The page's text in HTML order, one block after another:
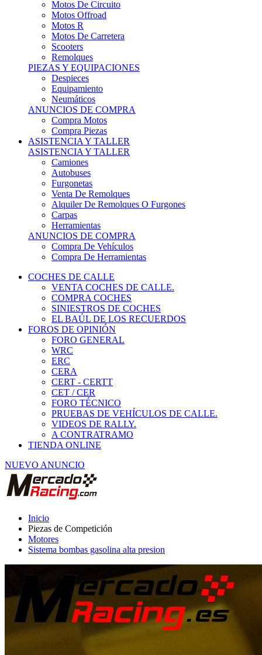
Motos R
Motos De Carretera
Scooters
Remolques
PIEZAS Y EQUIPACIONES
Despieces
Equipamiento
Neumáticos
ANUNCIOS DE COMPRA
Compra Motos
Compra Piezas
ASISTENCIA Y TALLER
ASISTENCIA Y TALLER
Camiones
Autobuses
Furgonetas
Venta De Remolques
Alquiler De Remolques O Furgones
Carpas
Herramientas
ANUNCIOS DE COMPRA
Compra De Vehículos
Compra De Herramientas
COCHES DE CALLE
VENTA COCHES DE CALLE.
COMPRA COCHES
SINIESTROS DE COCHES
EL BAÚL DE LOS RECUERDOS
FOROS DE OPINIÓN
FORO GENERAL
WRC
ERC
CERA
CERT - CERTT
CET / CER
FORO TÉCNICO
PRUEBAS DE VEHÍCULOS DE CALLE.
VIDEOS DE RALLY.
A CONTRATRAMO
TIENDA ONLINE
NUEVO ANUNCIO
Piezas de Competición
Motores
Sistema bombas gasolina alta presion